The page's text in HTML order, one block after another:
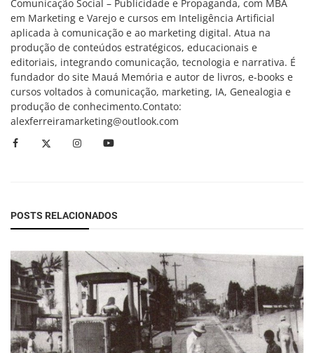
Comunicação Social – Publicidade e Propaganda, com MBA
em Marketing e Varejo e cursos em Inteligência Artificial
aplicada à comunicação e ao marketing digital. Atua na
produção de conteúdos estratégicos, educacionais e
editoriais, integrando comunicação, tecnologia e narrativa. É
fundador do site Mauá Memória e autor de livros, e-books e
cursos voltados à comunicação, marketing, IA, Genealogia e
produção de conhecimento.Contato:
alexferreiramarketing@outlook.com
POSTS RELACIONADOS